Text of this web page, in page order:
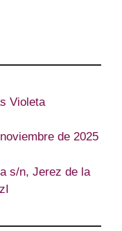
Violeta
de 2025
s/n, Jerez de la